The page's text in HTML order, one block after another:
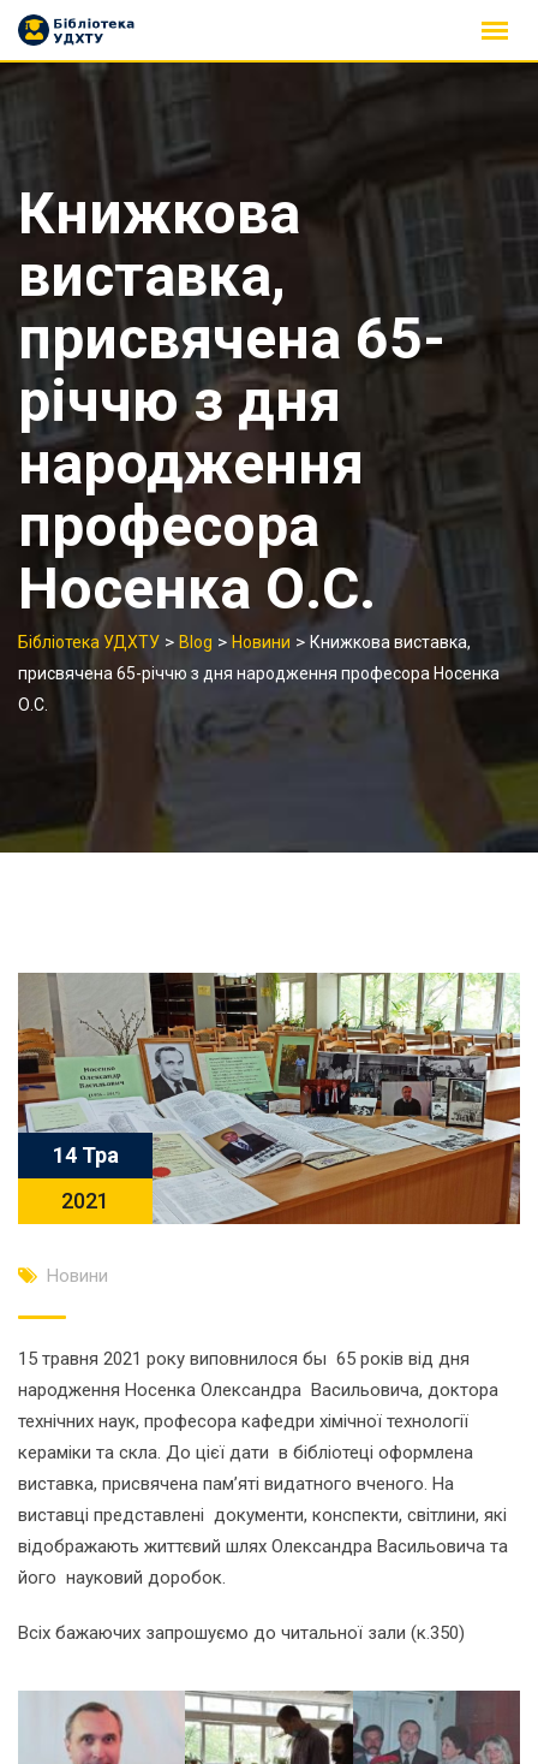
Skip
Книжкова
виставка,
присвячена 65-
річчю з дня
народження
професора
Носенка О.С.
Бібліотека УДХТУ > Blog > Новини > Книжкова виставка,
присвячена 65-річчю з дня народження професора Носенка
О.С.
14 Тра
2021
Новини
15 травня 2021 року виповнилося бы 65 років від дня
народження Носенка Олександра Васильовича, доктора
технічних наук, професора кафедри хімічної технології
кераміки та скла. До цієї дати в бібліотеці оформлена
виставка, присвячена пам’яті видатного вченого. На
виставці представлені документи, конспекти, світлини, які
відображають життєвий шлях Олександра Васильовича та
його науковий доробок.
Всіх бажаючих запрошуємо до читальної зали (к.350)